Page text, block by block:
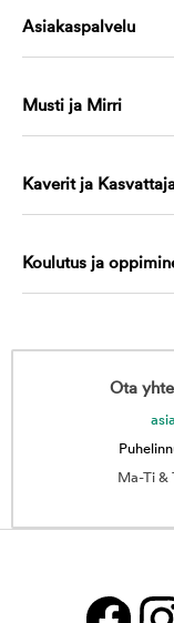
Asiakaspalvelu
Musti ja Mirri
Kaverit ja
Koulutus ja
Ota
Ma-Ti &